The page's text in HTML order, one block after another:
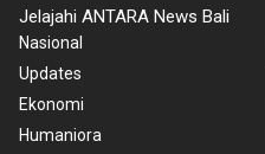
Jelajahi ANTARA News Bali
Nasional
Updates
Ekonomi
Humaniora